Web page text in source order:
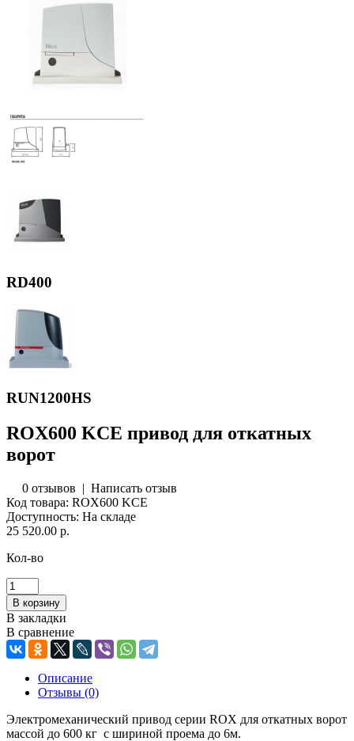
RD400
RUN1200HS
ROX600 KCE привод для откатных
ворот
0 отзывов | Написать отзыв
Код товара: ROX600 KCE
Доступность: На складе
25 520.00 р.
Кол-во
В закладки
В сравнение
Описание
Отзывы (0)
Электромеханический привод серии ROX для откатных ворот
массой до 600 кг с шириной проема до 6м.